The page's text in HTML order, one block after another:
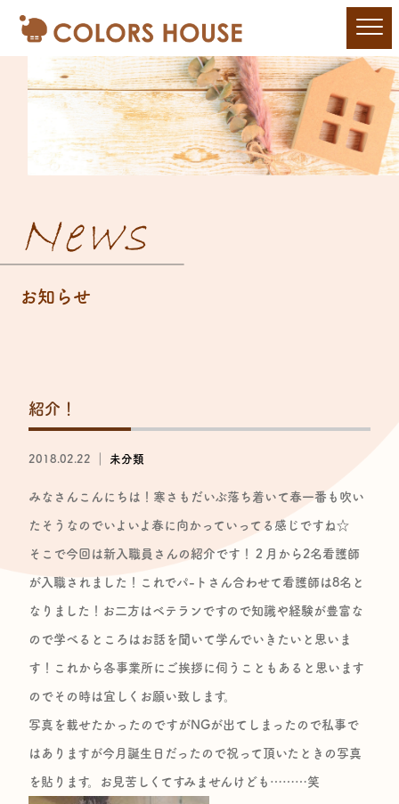
News
お知らせ
紹介！
2018.02.22 ｜ 未分類
みなさんこんにちは！寒さもだいぶ落ち着いて春一番も吹い
たそうなのでいよいよ春に向かっていってる感じですね☆
そこで今回は新入職員さんの紹介です！２月から2名看護師
が入職されました！これでパ-トさん合わせて看護師は8名と
なりました！お二方はベテランですので知識や経験が豊富な
ので学べるところはお話を聞いて学んでいきたいと思いま
す！これから各事業所にご挨拶に伺うこともあると思います
のでその時は宜しくお願い致します。
写真を載せたかったのですがNGが出てしまったので私事で
はありますが今月誕生日だったので祝って頂いたときの写真
を貼ります。お見苦しくてすみませんけども………笑